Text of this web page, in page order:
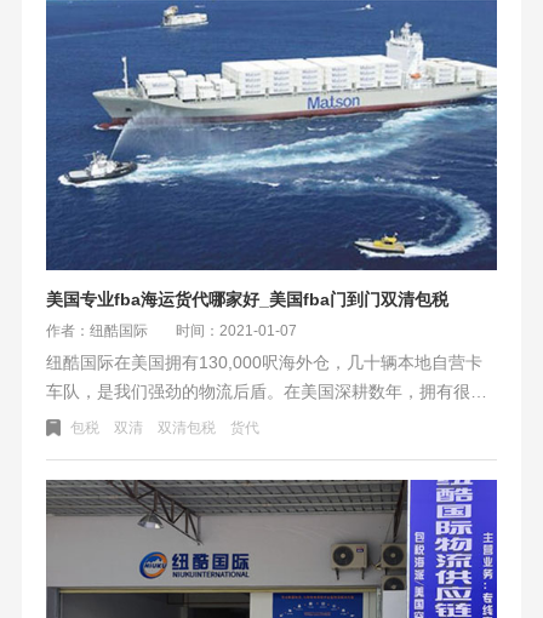
美国专业fba海运货代哪家好_美国fba门到门双清包税
作者：纽酷国际 时间：2021-01-07
纽酷国际在美国拥有130,000呎海外仓，几十辆本地自营卡
车队，是我们强劲的物流后盾。在美国深耕数年，拥有很多
同行没有的美国自营，更具备强大竞争力。纽酷国际是您美
包税 双清 双清包税 货代